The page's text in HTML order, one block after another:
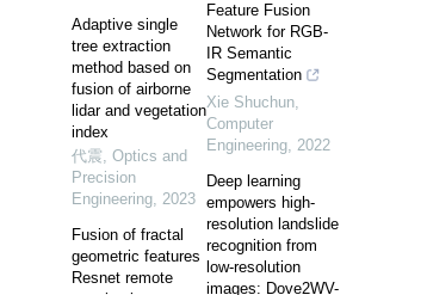
Adaptive single
tree extraction
method based on
fusion of airborne
lidar and vegetation
index
代震, Optics and
Precision
Engineering, 2023
Fusion of fractal
geometric features
Resnet remote
Feature Fusion
Network for RGB-
IR Semantic
Segmentation
Xie Shuchun,
Computer
Engineering, 2022
Deep learning
empowers high-
resolution landslide
recognition from
low-resolution
images: Dove2WV-